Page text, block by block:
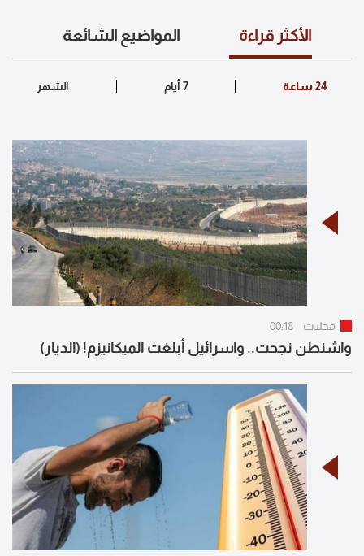
الأكثر قراءة المواضيع الشائعة
محليات 00:18
واشنطن نجحت.. واسرائيل أبلغت الميكانيزم! (الديار)